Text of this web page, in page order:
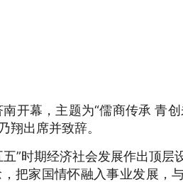
开幕，主题为“儒商传承 青
翔出席并致辞。
”时期经济社会发展作出顶层
把家国情怀融入事业发展，